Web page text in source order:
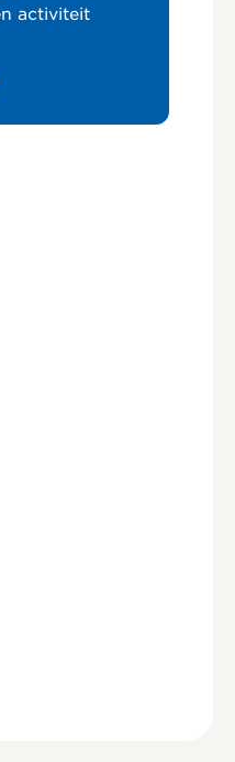
activiteit